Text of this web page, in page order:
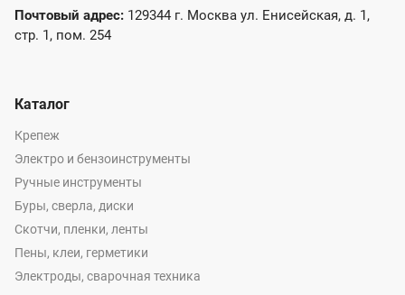
Почтовый адрес: 129344 г. Москва ул. Енисейская, д. 1,
стр. 1, пом. 254
Каталог
Крепеж
Электро и бензоинструменты
Ручные инструменты
Буры, сверла, диски
Скотчи, пленки, ленты
Пены, клеи, герметики
Электроды, сварочная техника